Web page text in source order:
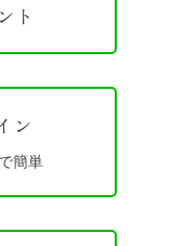
ト
ン
簡単